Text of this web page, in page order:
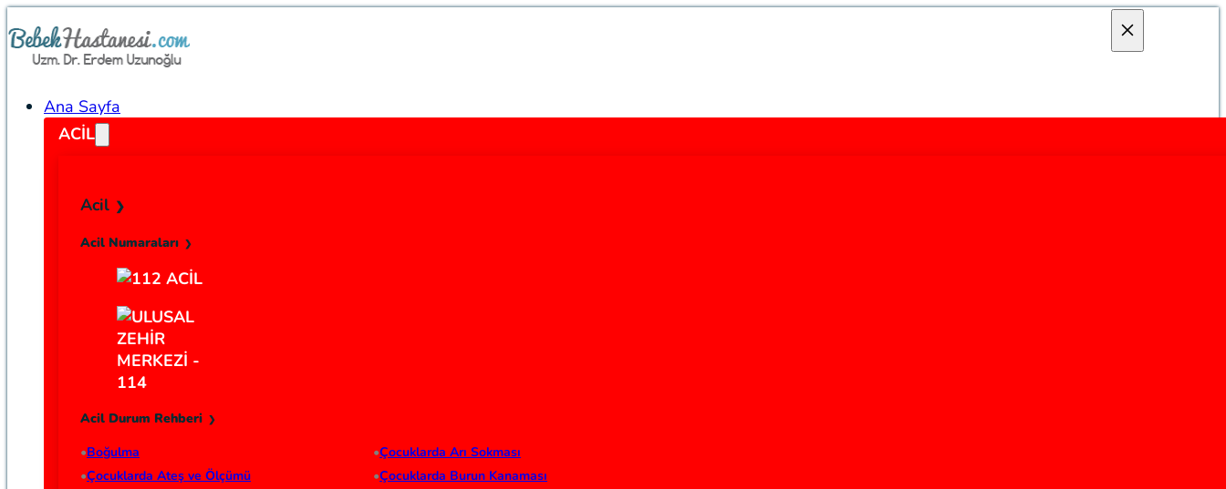
Ana Sayfa
ACIL
Acil
Acil Numaraları
Acil Durum Rehberi
Boğulma
Çocuklarda Arı Sokması
Çocuklarda Ateş ve Ölçümü
Çocuklarda Burun Kanaması